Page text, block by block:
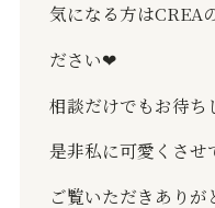
気になる方はCREA
ださい❤︎
相談だけでもお待
是非私に可愛くさせ
ご覧いただきありが